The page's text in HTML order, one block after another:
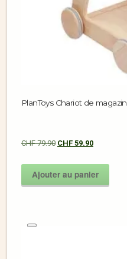
PlanToys Chariot de magazin
CHF79.90 CHF 59.90
Ajouter au panier